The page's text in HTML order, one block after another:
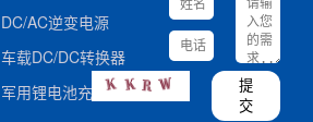
DC/AC逆变电源
车载DC/DC转换器
军用锂电池充电器
提
交